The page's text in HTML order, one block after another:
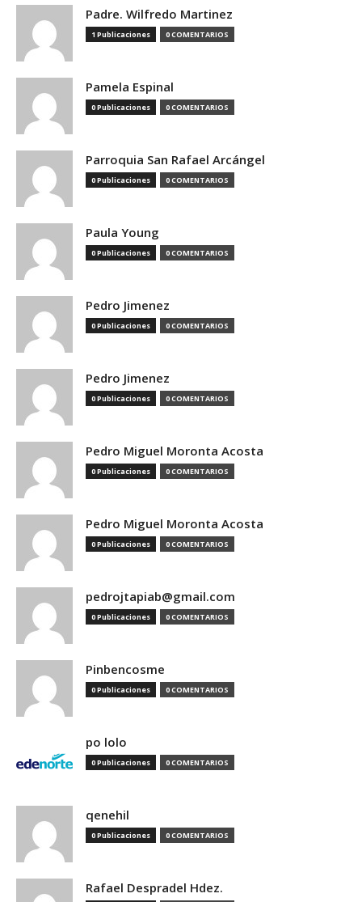
Padre. Wilfredo Martinez
1 Publicaciones 0 COMENTARIOS
Pamela Espinal
0 Publicaciones 0 COMENTARIOS
Parroquia San Rafael Arcángel
0 Publicaciones 0 COMENTARIOS
Paula Young
0 Publicaciones 0 COMENTARIOS
Pedro Jimenez
0 Publicaciones 0 COMENTARIOS
Pedro Jimenez
0 Publicaciones 0 COMENTARIOS
Pedro Miguel Moronta Acosta
0 Publicaciones 0 COMENTARIOS
Pedro Miguel Moronta Acosta
0 Publicaciones 0 COMENTARIOS
pedrojtapiab@gmail.com
0 Publicaciones 0 COMENTARIOS
Pinbencosme
0 Publicaciones 0 COMENTARIOS
po lolo
0 Publicaciones 0 COMENTARIOS
qenehil
0 Publicaciones 0 COMENTARIOS
Rafael Despradel Hdez.